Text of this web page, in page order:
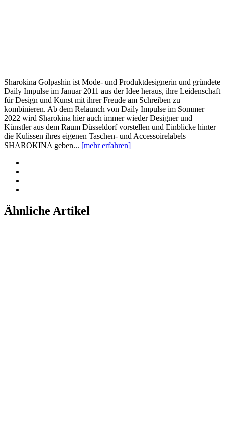
Sharokina Golpashin ist Mode- und Produktdesignerin und gründete
Daily Impulse im Januar 2011 aus der Idee heraus, ihre Leidenschaft
für Design und Kunst mit ihrer Freude am Schreiben zu
kombinieren. Ab dem Relaunch von Daily Impulse im Sommer
2022 wird Sharokina hier auch immer wieder Designer und
Künstler aus dem Raum Düsseldorf vorstellen und Einblicke hinter
die Kulissen ihres eigenen Taschen- und Accessoirelabels
SHAROKINA geben... [mehr erfahren]
Ähnliche Artikel